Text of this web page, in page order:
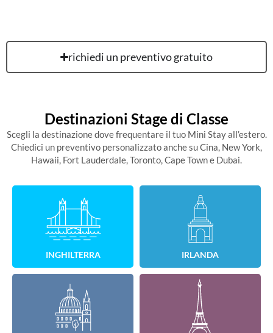
richiedi un preventivo gratuito
Destinazioni Stage di Classe
Scegli la destinazione dove frequentare il tuo Mini Stay all’estero.
Chiedici un preventivo personalizzato anche su Cina, New York,
Hawaii, Fort Lauderdale, Toronto, Cape Town e Dubai.
INGHILTERRA IRLANDA